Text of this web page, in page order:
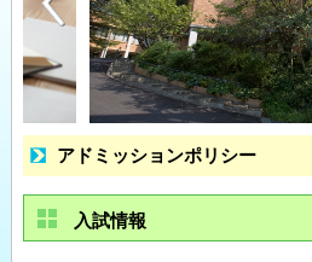
アドミッションポリシー
入試情報